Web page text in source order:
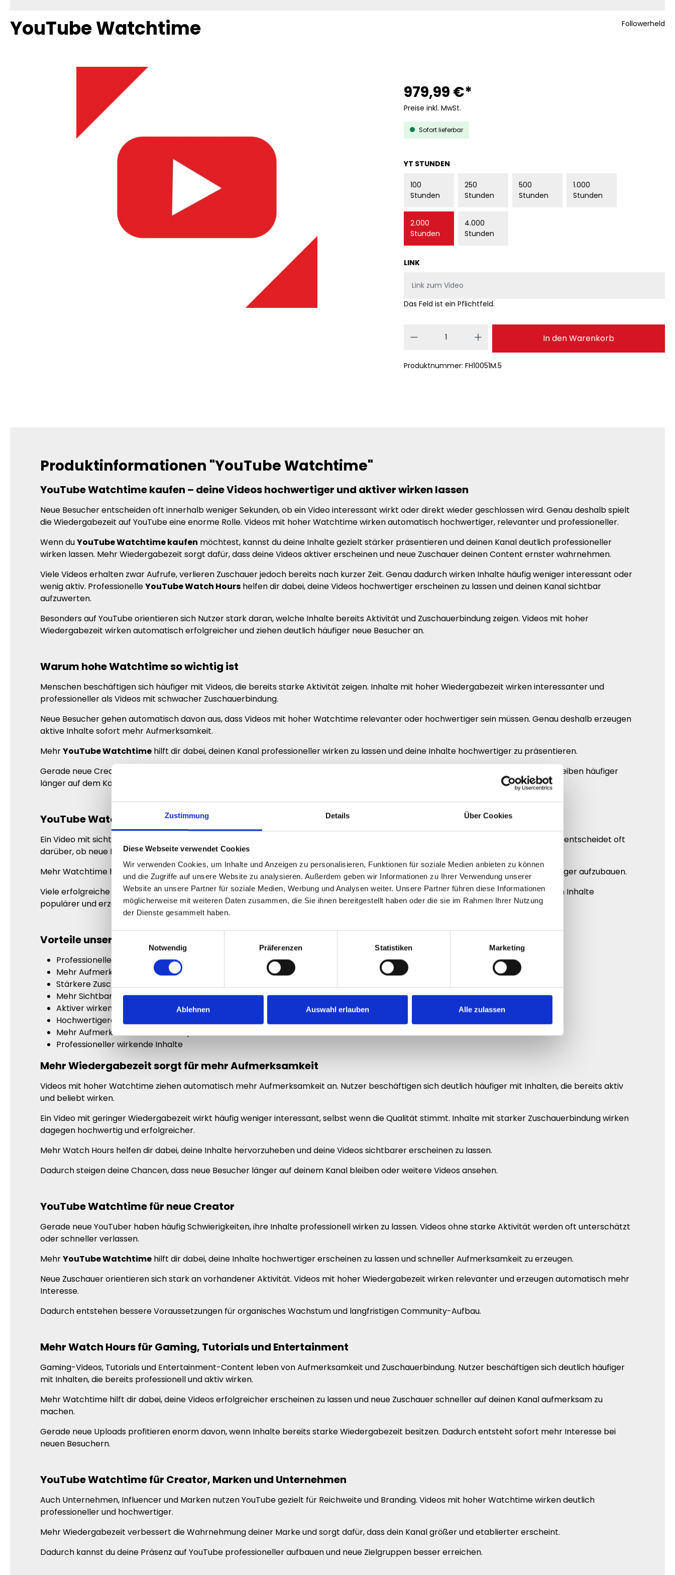
Zustimmung Details Über Cookies
Diese Webseite verwendet Cookies
Wir verwenden Cookies, um Inhalte und Anzeigen zu personalisieren, Funktionen für soziale Medien anbieten zu können
und die Zugriffe auf unsere Website zu analysieren. Außerdem geben wir Informationen zu Ihrer Verwendung unserer
Website an unsere Partner für soziale Medien, Werbung und Analysen weiter. Unsere Partner führen diese Informationen
möglicherweise mit weiteren Daten zusammen, die Sie ihnen bereitgestellt haben oder die sie im Rahmen Ihrer Nutzung
der Dienste gesammelt haben.
Einwilligungsauswahl
Notwendig
Präferenzen Statistiken Marketing
Ablehnen Auswahl erlauben Alle zulassen
YouTube Watchtime Followerheld
979,99 €*
Preise inkl. MwSt.
Sofort lieferbar
YT STUNDEN
100
Stunden
250
Stunden
500
Stunden
1.000
Stunden
2.000
Stunden
4.000
Stunden
LINK
Das Feld ist ein Pflichtfeld.
Produkt Anzahl: Gib den gewünschten
In den Warenkorb
Produktnummer: FH10051M.5
Produktinformationen "YouTube Watchtime"
YouTube Watchtime kaufen – deine Videos hochwertiger und aktiver wirken lassen
Neue Besucher entscheiden oft innerhalb weniger Sekunden, ob ein Video interessant wirkt oder direkt wieder geschlossen wird. Genau deshalb spielt
die Wiedergabezeit auf YouTube eine enorme Rolle. Videos mit hoher Watchtime wirken automatisch hochwertiger, relevanter und professioneller.
Wenn duYouTube Watchtime kaufen möchtest, kannst du deine Inhalte gezielt stärker präsentieren und deinen Kanal deutlich professioneller
wirken lassen. Mehr Wiedergabezeit sorgt dafür, dass deine Videos aktiver erscheinen und neue Zuschauer deinen Content ernster wahrnehmen.
Viele Videos erhalten zwar Aufrufe, verlieren Zuschauer jedoch bereits nach kurzer Zeit. Genau dadurch wirken Inhalte häufig weniger interessant oder
wenig aktiv. ProfessionelleYouTube Watch Hours helfen dir dabei, deine Videos hochwertiger erscheinen zu lassen und deinen Kanal sichtbar
aufzuwerten.
Besonders auf YouTube orientieren sich Nutzer stark daran, welche Inhalte bereits Aktivität und Zuschauerbindung zeigen. Videos mit hoher
Wiedergabezeit wirken automatisch erfolgreicher und ziehen deutlich häufiger neue Besucher an.
Warum hohe Watchtime so wichtig ist
Menschen beschäftigen sich häufiger mit Videos, die bereits starke Aktivität zeigen. Inhalte mit hoher Wiedergabezeit wirken interessanter und
professioneller als Videos mit schwacher Zuschauerbindung.
Neue Besucher gehen automatisch davon aus, dass Videos mit hoher Watchtime relevanter oder hochwertiger sein müssen. Genau deshalb erzeugen
aktive Inhalte sofort mehr Aufmerksamkeit.
MehrYouTube Watchtime hilft dir dabei, deinen Kanal professioneller wirken zu lassen und deine Inhalte hochwertiger zu präsentieren.
Gerade neue Creator profitieren enorm davon, wenn ihre Videos bereits starke Zuschauerbindung und Aktivität zeigen. Zuschauer bleiben häufiger
länger auf dem Kanal und beschäftigen sich eher mit weiteren Uploads.
YouTube Watchtime kaufen und deine Videos größer wirken lassen
Ein Video mit sichtbarer Aktivität wirkt deutlich hochwertiger als Inhalte ohne starke Zuschauerbindung. Genau dieser erste Eindruck entscheidet oft
darüber, ob neue Nutzer weiter schauen oder abspringen.
Mehr Watchtime hilft dir dabei, deine Videos professioneller erscheinen zu lassen und deine gesamte Präsenz auf YouTube hochwertiger aufzubauen.
Viele erfolgreiche Creator achten gezielt darauf, dass ihre Videos bereits Aktivität und Wiedergabezeit zeigen. Genau dadurch wirken Inhalte
populärer und erzeugen automatisch mehr Interesse.
Vorteile unserer YouTube Watchtime
Professioneller wirkende Videos
Mehr Aufmerksamkeit für deinen Content
Stärkere Zuschauerbindung
Mehr Sichtbarkeit auf YouTube
Aktiver wirkender Kanal
Hochwertigere Außenwirkung
Mehr Aufmerksamkeit für neue Uploads
Professioneller wirkende Inhalte
Mehr Wiedergabezeit sorgt für mehr Aufmerksamkeit
Videos mit hoher Watchtime ziehen automatisch mehr Aufmerksamkeit an. Nutzer beschäftigen sich deutlich häufiger mit Inhalten, die bereits aktiv
und beliebt wirken.
Ein Video mit geringer Wiedergabezeit wirkt häufig weniger interessant, selbst wenn die Qualität stimmt. Inhalte mit starker Zuschauerbindung wirken
dagegen hochwertig und erfolgreicher.
Mehr Watch Hours helfen dir dabei, deine Inhalte hervorzuheben und deine Videos sichtbarer erscheinen zu lassen.
Dadurch steigen deine Chancen, dass neue Besucher länger auf deinem Kanal bleiben oder weitere Videos ansehen.
YouTube Watchtime für neue Creator
Gerade neue YouTuber haben häufig Schwierigkeiten, ihre Inhalte professionell wirken zu lassen. Videos ohne starke Aktivität werden oft unterschätzt
oder schneller verlassen.
MehrYouTube Watchtime hilft dir dabei, deine Inhalte hochwertiger erscheinen zu lassen und schneller Aufmerksamkeit zu erzeugen.
Neue Zuschauer orientieren sich stark an vorhandener Aktivität. Videos mit hoher Wiedergabezeit wirken relevanter und erzeugen automatisch mehr
Interesse.
Dadurch entstehen bessere Voraussetzungen für organisches Wachstum und langfristigen Community-Aufbau.
Mehr Watch Hours für Gaming, Tutorials und Entertainment
Gaming-Videos, Tutorials und Entertainment-Content leben von Aufmerksamkeit und Zuschauerbindung. Nutzer beschäftigen sich deutlich häufiger
mit Inhalten, die bereits professionell und aktiv wirken.
Mehr Watchtime hilft dir dabei, deine Videos erfolgreicher erscheinen zu lassen und neue Zuschauer schneller auf deinen Kanal aufmerksam zu
machen.
Gerade neue Uploads profitieren enorm davon, wenn Inhalte bereits starke Wiedergabezeit besitzen. Dadurch entsteht sofort mehr Interesse bei
neuen Besuchern.
YouTube Watchtime für Creator, Marken und Unternehmen
Auch Unternehmen, Influencer und Marken nutzen YouTube gezielt für Reichweite und Branding. Videos mit hoher Watchtime wirken deutlich
professioneller und hochwertiger.
Mehr Wiedergabezeit verbessert die Wahrnehmung deiner Marke und sorgt dafür, dass dein Kanal größer und etablierter erscheint.
Dadurch kannst du deine Präsenz auf YouTube professioneller aufbauen und neue Zielgruppen besser erreichen.